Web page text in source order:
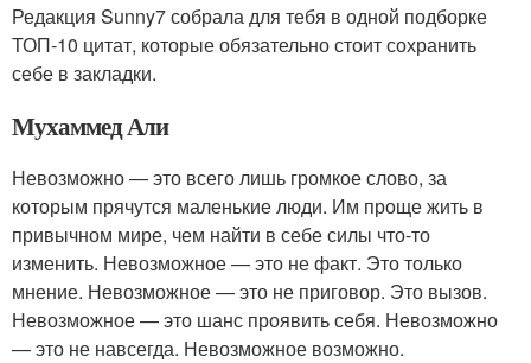
Редакция Sunny7 собрала для тебя в одной подборке
ТОП-10 цитат, которые обязательно стоит сохранить
себе в закладки.
Мухаммед Али
Невозможно — это всего лишь громкое слово, за
которым прячутся маленькие люди. Им проще жить в
привычном мире, чем найти в себе силы что-то
изменить. Невозможное — это не факт. Это только
мнение. Невозможное — это не приговор. Это вызов.
Невозможное — это шанс проявить себя. Невозможно
— это не навсегда. Невозможное возможно.